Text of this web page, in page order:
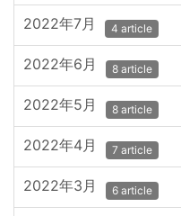
2022年7月 4 article
2022年6月 8 article
2022年5月 8 article
2022年4月 7 article
2022年3月 6 article